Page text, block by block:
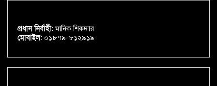
প্রধান নির্বাহী:মানিক শিকদার
মোবাইল: ০১৮৭৯-৮১২৯১৯